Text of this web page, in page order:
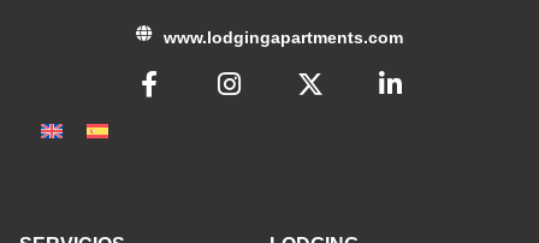
www.lodgingapartments.com